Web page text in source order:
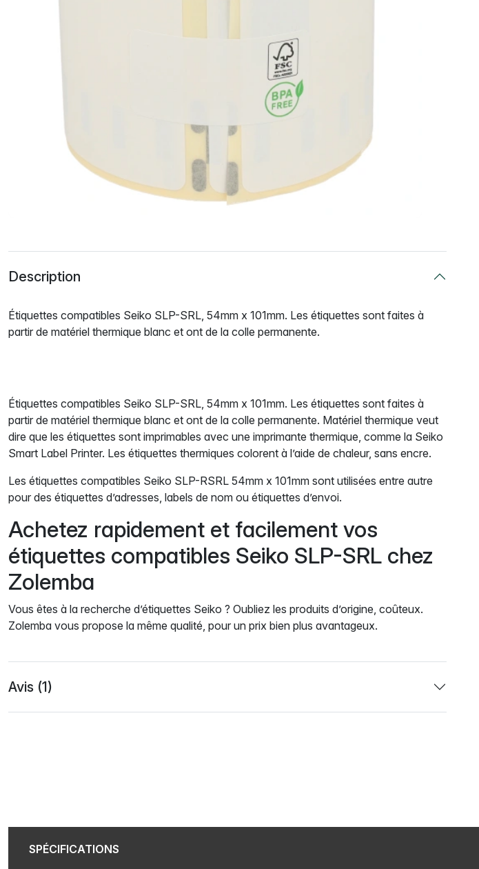
Description
Étiquettes compatibles Seiko SLP-SRL, 54mm x 101mm. Les étiquettes sont faites à
partir de matériel thermique blanc et ont de la colle permanente.
Étiquettes compatibles Seiko SLP-SRL, 54mm x 101mm. Les étiquettes sont faites à
partir de matériel thermique blanc et ont de la colle permanente. Matériel thermique veut
dire que les étiquettes sont imprimables avec une imprimante thermique, comme la Seiko
Smart Label Printer. Les étiquettes thermiques colorent à l’aide de chaleur, sans encre.
Les étiquettes compatibles Seiko SLP-RSRL 54mm x 101mm sont utilisées entre autre
pour des étiquettes d’adresses, labels de nom ou étiquettes d’envoi.
Achetez rapidement et facilement vos
étiquettes compatibles Seiko SLP-SRL chez
Zolemba
Vous êtes à la recherche d’étiquettes Seiko ? Oubliez les produits d’origine, coûteux.
Zolemba vous propose la même qualité, pour un prix bien plus avantageux.
Avis (1)
SPÉCIFICATIONS